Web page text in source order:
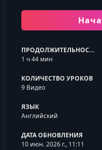
ПРОДОЛЖИТЕЛЬНОСТЬ
1 ч 44 мин
КОЛИЧЕСТВО УРОКОВ
9 Видео
ЯЗЫК
Английский
ДАТА ОБНОВЛЕНИЯ
10 июн. 2026 г., 11:11